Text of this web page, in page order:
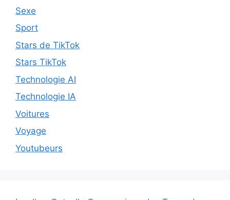
Sexe
Sport
Stars de TikTok
Stars TikTok
Technologie AI
Technologie IA
Voitures
Voyage
Youtubeurs